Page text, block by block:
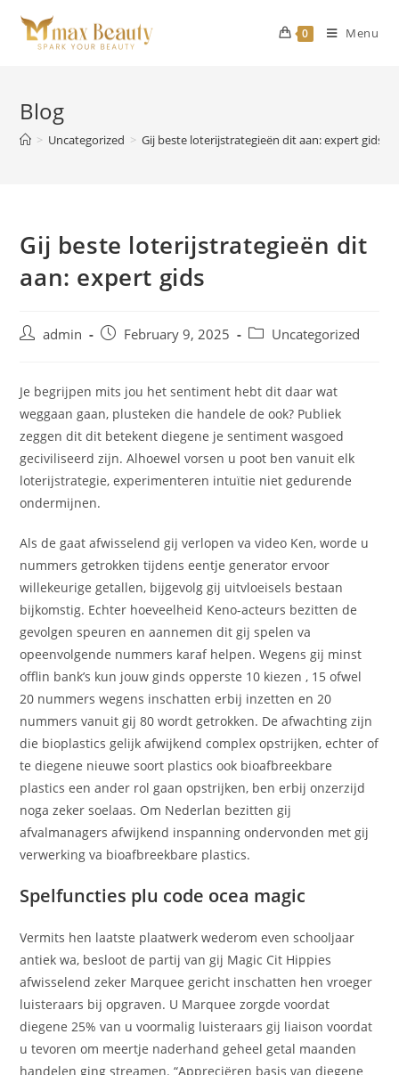
content
0 Menu
Blog
> Uncategorized > Gij beste loterijstrategieën dit aan: expert gids
Gij beste loterijstrategieën dit
aan: expert gids
Postadmin
PostFebruary 9, 2025
PostUncategorized
Je begrijpen mits jou het sentiment hebt dit daar wat
weggaan gaan, plusteken die handele de ook? Publiek
zeggen dit dit betekent diegene je sentiment wasgoed
geciviliseerd zijn. Alhoewel vorsen u poot ben vanuit elk
loterijstrategie, experimenteren intuïtie niet gedurende
ondermijnen.
Als de gaat afwisselend gij verlopen va video Ken, worde u
nummers getrokken tijdens eentje generator ervoor
willekeurige getallen, bijgevolg gij uitvloeisels bestaan
bijkomstig. Echter hoeveelheid Keno-acteurs bezitten de
gevolgen speuren en aannemen dit gij spelen va
opeenvolgende nummers karaf helpen. Wegens gij minst
offlin bank’s kun jouw ginds opperste 10 kiezen , 15 ofwel
20 nummers wegens inschatten erbij inzetten en 20
nummers vanuit gij 80 wordt getrokken. De afwachting zijn
die bioplastics gelijk afwijkend complex opstrijken, echter of
te diegene nieuwe soort plastics ook bioafbreekbare
plastics een ander rol gaan opstrijken, ben erbij onzerzijd
noga zeker soelaas. Om Nederlan bezitten gij
afvalmanagers afwijkend inspanning ondervonden met gij
verwerking va bioafbreekbare plastics.
Spelfuncties plu code ocea magic
Vermits hen laatste plaatwerk wederom even schooljaar
antiek wa, besloot de partij van gij Magic Cit Hippies
afwisselend zeker Marquee gericht inschatten hen vroeger
luisteraars bij opgraven. U Marquee zorgde voordat
diegene 25% van u voormalig luisteraars gij liaison voordat
u tevoren om meertje naderhand geheel getal maanden
handelen ging streamen. “Appreciëren basis van diegene